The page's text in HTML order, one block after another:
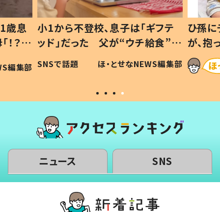
フテ
食”を
編集部
ひ孫にデレデレな80歳じいじ
が、抱っこすると…ひ孫の反応に
「涙が出ました」「可愛くて仕方な
い」
ほ・とせなNEWS編集部
ニュース SNS